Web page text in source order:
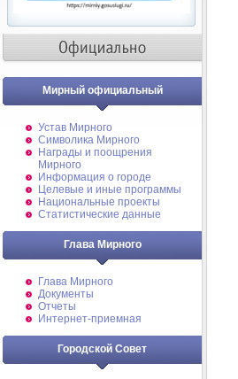
Мирный официальный
Устав Мирного
Символика Мирного
Награды и поощрения
Мирного
Информация о городе
Целевые и иные программы
Национальные проекты
Статистические данные
Глава Мирного
Глава Мирного
Документы
Отчеты
Интернет-приемная
Городской Совет